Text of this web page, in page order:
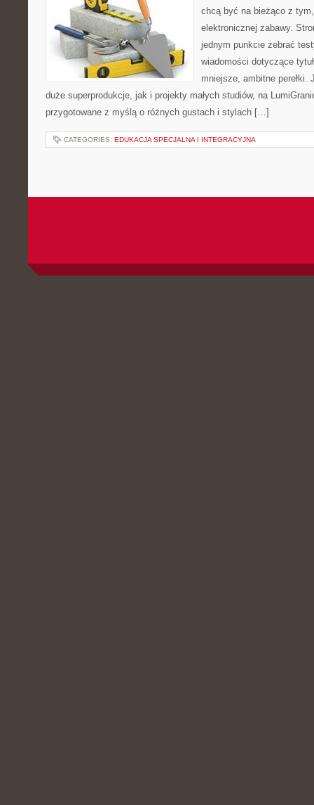
chcą być na bieżąco z
elektronicznej zabawy.
jednym punkcie zebrać
wiadomości dotyczące
mniejsze, ambitne perełki.
duże superprodukcje, jak i projekty małych studiów, na
przygotowane z myślą o różnych gustach i stylach […]
CATEGORIES: EDUKACJA SPECJALNA I INTEGRACYJNA